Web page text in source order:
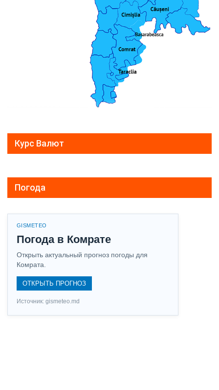
Курс Валют
Погода
GISMETEO
Погода в Комрате
Открыть актуальный прогноз погоды для
Комрата.
ОТКРЫТЬ ПРОГНОЗ
Источник: gismeteo.md